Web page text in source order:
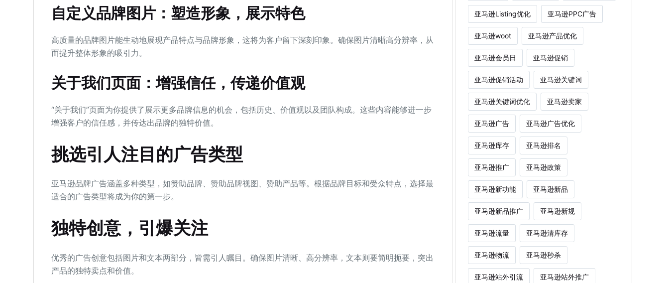
自定义品牌图片：塑造形象，展示特色
高质量的品牌图片能生动地展现产品特点与品牌形象，这将为客户留下深刻印象。确保图片清晰高分辨率，从
而提升整体形象的吸引力。
关于我们页面：增强信任，传递价值观
“关于我们”页面为你提供了展示更多品牌信息的机会，包括历史、价值观以及团队构成。这些内容能够进一步
增强客户的信任感，并传达出品牌的独特价值。
挑选引人注目的广告类型
亚马逊品牌广告涵盖多种类型，如赞助品牌、赞助品牌视图、赞助产品等。根据品牌目标和受众特点，选择最
适合的广告类型将成为你的第一步。
独特创意，引爆关注
优秀的广告创意包括图片和文本两部分，皆需引人瞩目。确保图片清晰、高分辨率，文本则要简明扼要，突出
产品的独特卖点和价值。
亚马逊Listing优化 亚马逊PPC广告
亚马逊woot 亚马逊产品优化
亚马逊会员日 亚马逊促销
亚马逊促销活动 亚马逊关键词
亚马逊关键词优化 亚马逊卖家
亚马逊广告 亚马逊广告优化
亚马逊库存 亚马逊排名
亚马逊推广 亚马逊政策
亚马逊新功能 亚马逊新品
亚马逊新品推广 亚马逊新规
亚马逊流量 亚马逊清库存
亚马逊物流 亚马逊秒杀
亚马逊站外引流 亚马逊站外推广